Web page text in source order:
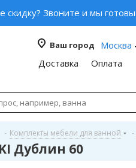
скидку? Звоните и мы
Ваш город
Москва
Доставка
Оплата
- Комплекты мебели для ванной -
Дублин 60